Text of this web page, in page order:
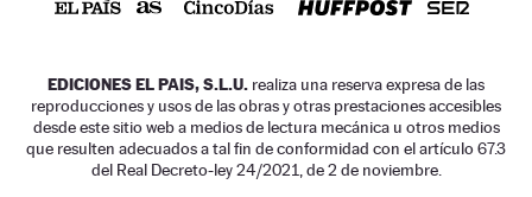
EDICIONES EL PAIS, S.L.U. realiza una reserva expresa de las
reproducciones y usos de las obras y otras prestaciones accesibles
desde este sitio web a medios de lectura mecánica u otros medios
que resulten adecuados a tal fin de conformidad con el artículo 67.3
del Real Decreto-ley 24/2021, de 2 de noviembre.